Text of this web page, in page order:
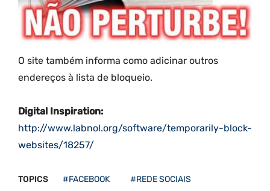
O site também informa como adicinar outros
endereços à lista de bloqueio.
Digital Inspiration:
http://www.labnol.org/software/temporarily-block-
websites/18257/
TOPICS #FACEBOOK
#REDE SOCIAIS